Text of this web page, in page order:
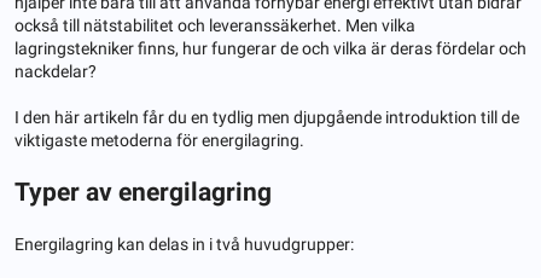
också till nätstabilitet och leveranssäkerhet. Men vilka
lagringstekniker finns, hur fungerar de och vilka är deras fördelar och
nackdelar?
I den här artikeln får du en tydlig men djupgående introduktion till de
viktigaste metoderna för energilagring.
Typer av energilagring
Energilagring kan delas in i två huvudgrupper: